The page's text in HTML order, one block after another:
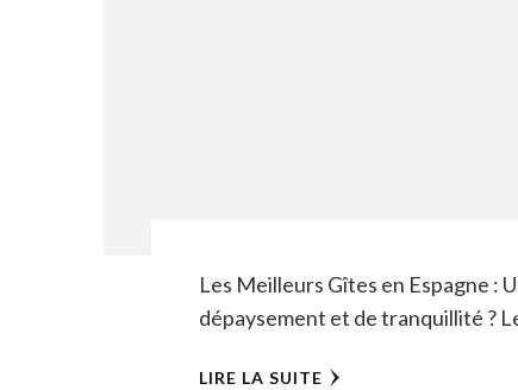
Les Meilleurs Gîtes en Espagne :
dépaysement et de tranquillité ?
LIRE LA SUITE